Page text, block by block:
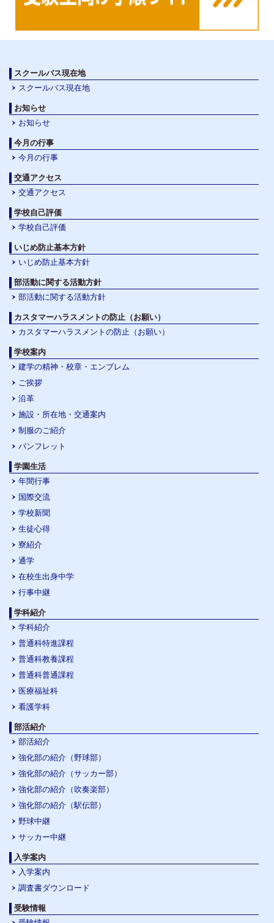
スクールバス現在地
スクールバス現在地
お知らせ
お知らせ
今月の行事
今月の行事
交通アクセス
交通アクセス
学校自己評価
学校自己評価
いじめ防止基本方針
いじめ防止基本方針
部活動に関する活動方針
部活動に関する活動方針
カスタマーハラスメントの防止（お願い）
カスタマーハラスメントの防止（お願い）
学校案内
建学の精神・校章・エンブレム
ご挨拶
沿革
施設・所在地・交通案内
制服のご紹介
パンフレット
学園生活
年間行事
国際交流
学校新聞
生徒心得
寮紹介
通学
在校生出身中学
行事中継
学科紹介
学科紹介
普通科特進課程
普通科教養課程
普通科普通課程
医療福祉科
看護学科
部活紹介
部活紹介
強化部の紹介（野球部）
強化部の紹介（サッカー部）
強化部の紹介（吹奏楽部）
強化部の紹介（駅伝部）
野球中継
サッカー中継
入学案内
入学案内
調査書ダウンロード
受験情報